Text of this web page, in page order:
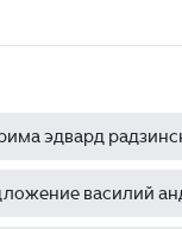
эдвард